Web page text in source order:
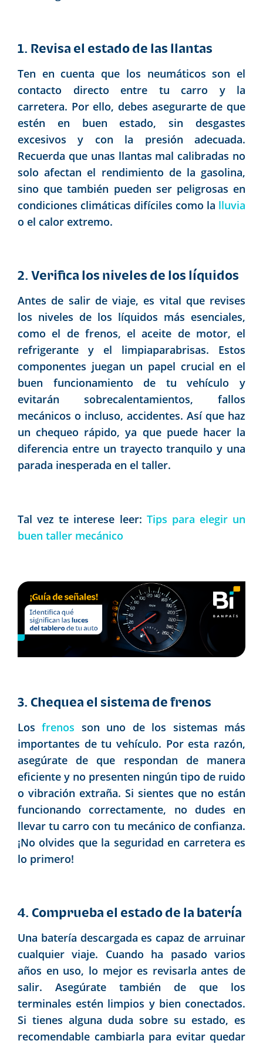
1. Revisa el estado de las llantas
Ten en cuenta que los neumáticos son el
contacto directo entre tu carro y la
carretera. Por ello, debes asegurarte de que
estén en buen estado, sin desgastes
excesivos y con la presión adecuada.
Recuerda que unas llantas mal calibradas no
solo afectan el rendimiento de la gasolina,
sino que también pueden ser peligrosas en
condiciones climáticas difíciles como la lluvia
o el calor extremo.
2. Verifica los niveles de los líquidos
Antes de salir de viaje, es vital que revises
los niveles de los líquidos más esenciales,
como el de frenos, el aceite de motor, el
refrigerante y el limpiaparabrisas. Estos
componentes juegan un papel crucial en el
buen funcionamiento de tu vehículo y
evitarán sobrecalentamientos, fallos
mecánicos o incluso, accidentes. Así que haz
un chequeo rápido, ya que puede hacer la
diferencia entre un trayecto tranquilo y una
parada inesperada en el taller.
Tal vez te interese leer: Tips para elegir un
buen taller mecánico
3. Chequea el sistema de frenos
Losfrenos son uno de los sistemas más
importantes de tu vehículo. Por esta razón,
asegúrate de que respondan de manera
eficiente y no presenten ningún tipo de ruido
o vibración extraña. Si sientes que no están
funcionando correctamente, no dudes en
llevar tu carro con tu mecánico de confianza.
¡No olvides que la seguridad en carretera es
lo primero!
4. Comprueba el estado de la batería
Una batería descargada es capaz de arruinar
cualquier viaje. Cuando ha pasado varios
años en uso, lo mejor es revisarla antes de
salir. Asegúrate también de que los
terminales estén limpios y bien conectados.
Si tienes alguna duda sobre su estado, es
recomendable cambiarla para evitar quedar